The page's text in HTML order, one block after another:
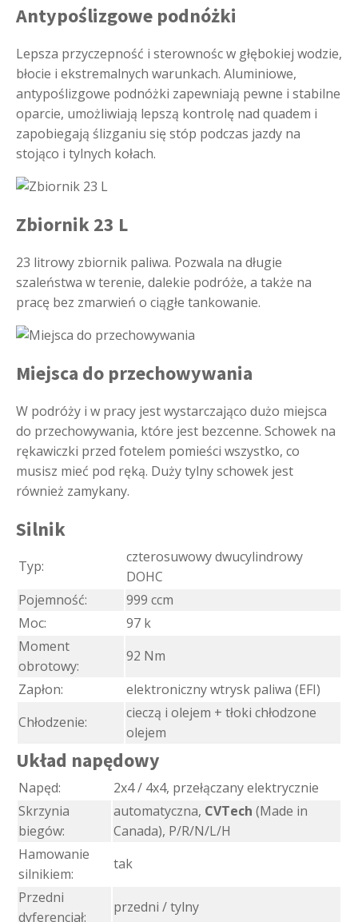
Antypoślizgowe podnóżki
Lepsza przyczepność i sterownośc w głębokiej wodzie,
błocie i ekstremalnych warunkach. Aluminiowe,
antypoślizgowe podnóżki zapewniają pewne i stabilne
oparcie, umożliwiają lepszą kontrolę nad quadem i
zapobiegają ślizganiu się stóp podczas jazdy na
stojąco i tylnych kołach.
Zbiornik 23 L
23 litrowy zbiornik paliwa. Pozwala na długie
szaleństwa w terenie, dalekie podróże, a także na
pracę bez zmarwień o ciągłe tankowanie.
Miejsca do przechowywania
W podróży i w pracy jest wystarczająco dużo miejsca
do przechowywania, które jest bezcenne. Schowek na
rękawiczki przed fotelem pomieści wszystko, co
musisz mieć pod ręką. Duży tylny schowek jest
również zamykany.
Silnik
Typ:
czterosuwowy dwucylindrowy
DOHC
Pojemność:
999 ccm
Moc:
97 k
Moment
obrotowy:
92 Nm
Zapłon:
elektroniczny wtrysk paliwa (EFI)
Chłodzenie:
cieczą i olejem + tłoki chłodzone
olejem
Układ napędowy
Napęd:
2x4 / 4x4, przełączany elektrycznie
Skrzynia
biegów:
automatyczna, CVTech (Made in
Canada), P/R/N/L/H
Hamowanie
silnikiem:
tak
Przedni
dyferencjał:
przedni / tylny